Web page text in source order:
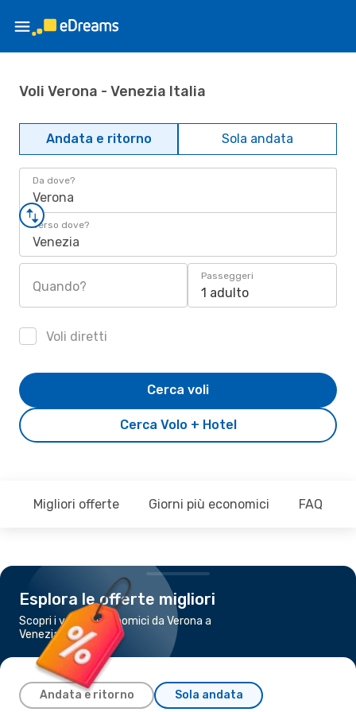
Voli Verona - Venezia Italia
Andata e ritorno Sola andata
Da dove?
Verona
Verso dove?
Venezia
Quando?
Passeggeri
1 adulto
Voli diretti
Cerca Volo + Hotel
Cerca voli
Migliori offerte Giorni più economici FAQ
Esplora le offerte migliori
Scopri i voli più economici da Verona a
Venezia
Andata e ritorno Sola andata